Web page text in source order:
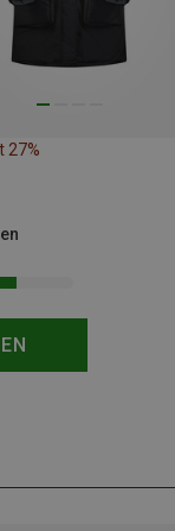
27%